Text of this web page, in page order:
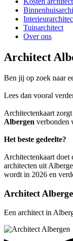
Tuinarchitect
Over ons
Architect
Ben jij op zoek naar
Lees dan vooral
Architectenkaart
Albergen verbonden
Het beste gedeelte?
Architectenkaart
architecten uit
wordt in 2026 en
Architect
Een architect in